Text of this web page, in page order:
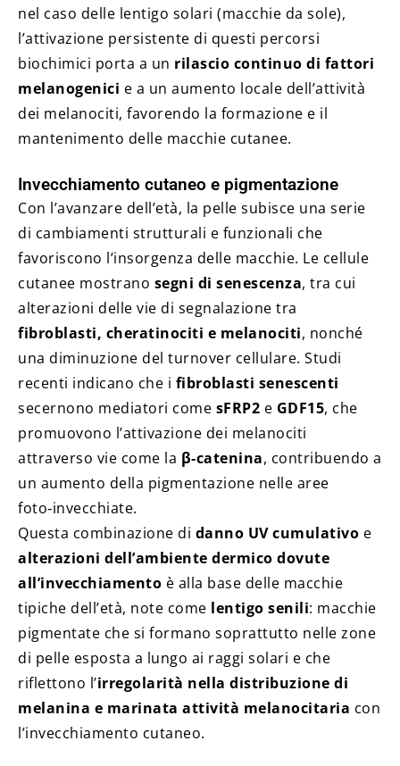
nel caso delle lentigo solari (macchie da sole),
l’attivazione persistente di questi percorsi
biochimici porta a un rilascio continuo di fattori
melanogenici e a un aumento locale dell’attività
dei melanociti, favorendo la formazione e il
mantenimento delle macchie cutanee.
Invecchiamento cutaneo e pigmentazione
Con l’avanzare dell’età, la pelle subisce una serie
di cambiamenti strutturali e funzionali che
favoriscono l’insorgenza delle macchie. Le cellule
cutanee mostrano segni di senescenza, tra cui
alterazioni delle vie di segnalazione tra
fibroblasti, cheratinociti e melanociti, nonché
una diminuzione del turnover cellulare. Studi
recenti indicano che i fibroblasti senescenti
secernono mediatori come sFRP2 e GDF15, che
promuovono l’attivazione dei melanociti
attraverso vie come la β‑catenina, contribuendo a
un aumento della pigmentazione nelle aree
foto‑invecchiate.
Questa combinazione di danno UV cumulativo e
alterazioni dell’ambiente dermico dovute
all’invecchiamento è alla base delle macchie
tipiche dell’età, note come lentigo senili: macchie
pigmentate che si formano soprattutto nelle zone
di pelle esposta a lungo ai raggi solari e che
riflettono l’irregolarità nella distribuzione di
melanina e marinata attività melanocitaria con
l’invecchiamento cutaneo.